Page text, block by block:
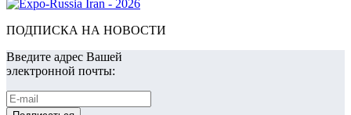
ПОДПИСКА НА НОВОСТИ
Введите адрес Вашей
электронной почты: